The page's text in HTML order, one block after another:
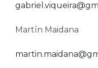
Martín Maidana